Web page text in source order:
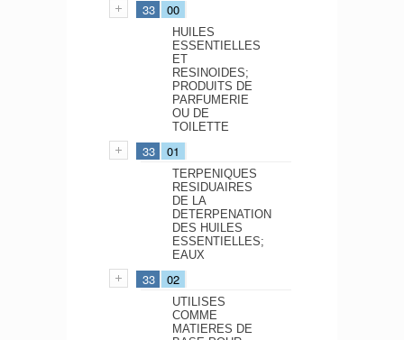
33 00
HUILES
ESSENTIELLES
ET
RESINOIDES;
PRODUITS DE
PARFUMERIE
OU DE
TOILETTE
33 01
TERPENIQUES
RESIDUAIRES
DE LA
DETERPENATION
DES HUILES
ESSENTIELLES;
EAUX
33 02
UTILISES
COMME
MATIERES DE